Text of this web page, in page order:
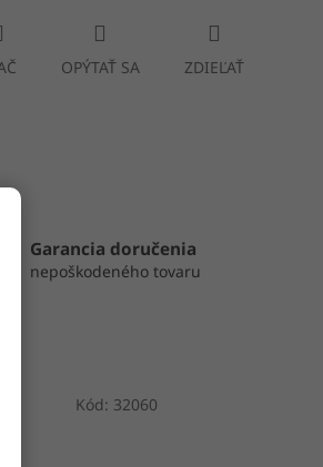
OPÝTAŤ SA ZDIEĽAŤ
Garancia doručenia
nepoškodeného tovaru
Kód: 32060